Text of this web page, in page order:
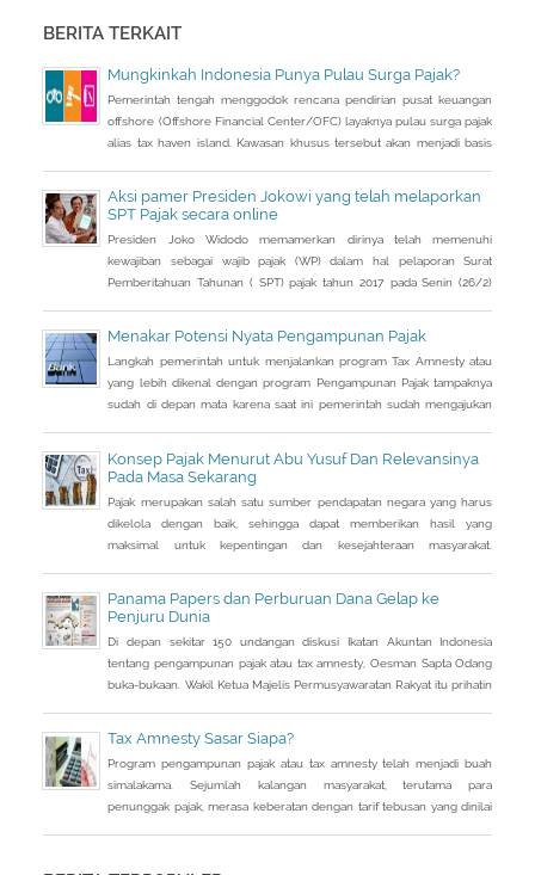
BERITA TERKAIT
Mungkinkah Indonesia Punya Pulau Surga Pajak?
Pemerintah tengah menggodok rencana pendirian pusat keuangan
offshore (Offshore Financial Center/OFC) layaknya pulau surga pajak
alias tax haven island. Kawasan khusus tersebut akan menjadi basis
diterapkan.
Aksi pamer Presiden Jokowi yang telah melaporkan
SPT Pajak secara online
Presiden Joko Widodo memamerkan dirinya telah memenuhi
kewajiban sebagai wajib pajak (WP) dalam hal pelaporan Surat
Pemberitahuan Tahunan ( SPT) pajak tahun 2017 pada Senin (26/2)
Menakar Potensi Nyata Pengampunan Pajak
Langkah pemerintah untuk menjalankan program Tax Amnesty atau
yang lebih dikenal dengan program Pengampunan Pajak tampaknya
sudah di depan mata karena saat ini pemerintah sudah mengajukan
disahkan di akhir bulan ini. Artinya program pengampunan pajak
Konsep Pajak Menurut Abu Yusuf Dan Relevansinya
Pada Masa Sekarang
Pajak merupakan salah satu sumber pendapatan negara yang harus
dikelola dengan baik, sehingga dapat memberikan hasil yang
maksimal untuk kepentingan dan kesejahteraan masyarakat.
seorang ulama bernama Abu Yusuf yang diminta untuk menulis
Panama Papers dan Perburuan Dana Gelap ke
Penjuru Dunia
Di depan sekitar 150 undangan diskusi Ikatan Akuntan Indonesia
tentang pengampunan pajak atau tax amnesty, Oesman Sapta Odang
buka-bukaan. Wakil Ketua Majelis Permusyawaratan Rakyat itu prihatin
tengah lemahnya penerimaan pajak, banyak uang warga Indonesia
justru diparkir di
Tax Amnesty Sasar Siapa?
Program pengampunan pajak atau tax amnesty telah menjadi buah
simalakama. Sejumlah kalangan masyarakat, terutama para
penunggak pajak, merasa keberatan dengan tarif tebusan yang dinilai